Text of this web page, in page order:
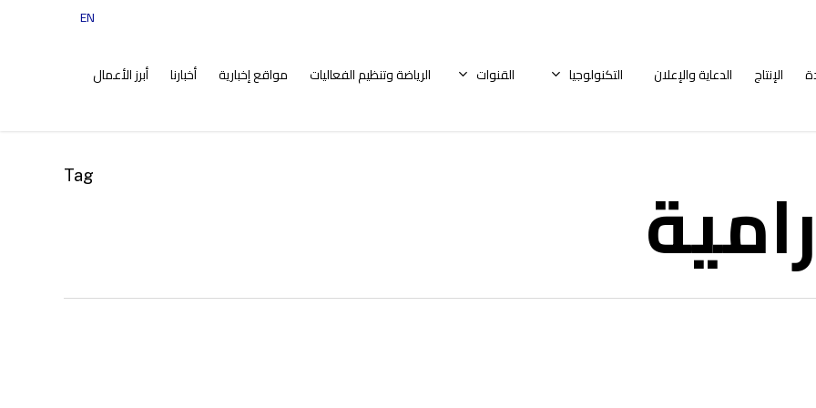
EN
الإنتاج الدعاية والإعلان التكنولوجيا القنوات الرياضة وتنظيم الفعاليات مواقع إخبارية أخبارنا أبرز الأعمال
Tag